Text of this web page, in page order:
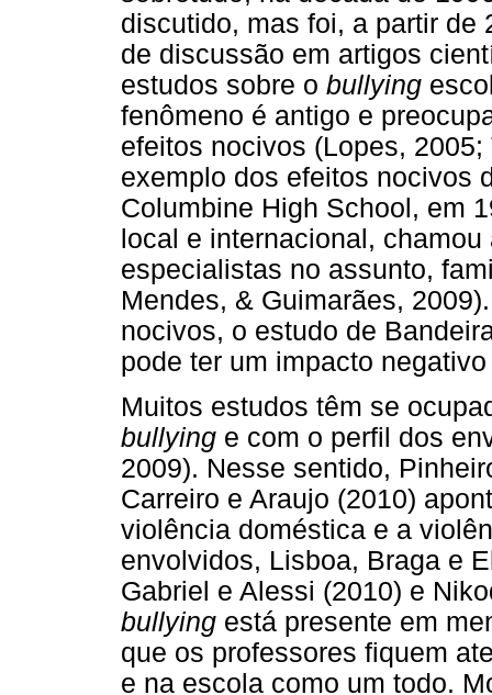
discutido, mas foi, a partir de
de discussão em artigos
estudos sobre o bullying
fenômeno é antigo e
efeitos nocivos (Lopes,
exemplo dos efeitos nocivos
Columbine High School, em
local e internacional,
especialistas no assunto,
Mendes, & Guimarães,
nocivos, o estudo de
pode ter um impacto
Muitos estudos têm se
bullying e com o perfil dos
2009). Nesse sentido,
Carreiro e Araujo (2010)
violência doméstica e a
envolvidos, Lisboa, Braga e
Gabriel e Alessi (2010) e
bullying está presente em
que os professores fiquem
e na escola como um todo.